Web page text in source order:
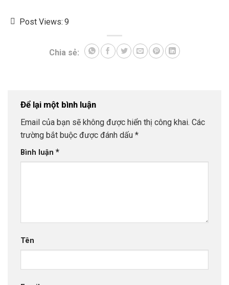
Post Views: 9
Chia sẻ:
Để lại một bình luận
Email của bạn sẽ không được hiển thị công khai. Các
trường bắt buộc được đánh dấu *
Bình luận *
Tên